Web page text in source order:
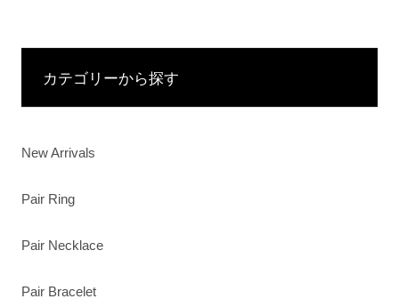
カテゴリーから探す
New Arrivals
Pair Ring
Pair Necklace
Pair Bracelet